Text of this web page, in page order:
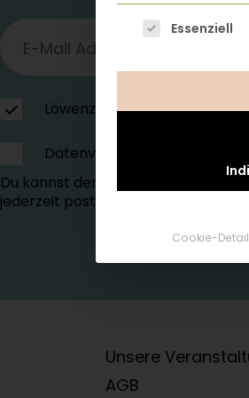
Löwenzahn
Datenverarbeitung
Du kannst der Speicherung deiner
jederzeit postalisch oder per Mail
Unsere
AGB
Es folgt eine
Essenziell
Cookie-